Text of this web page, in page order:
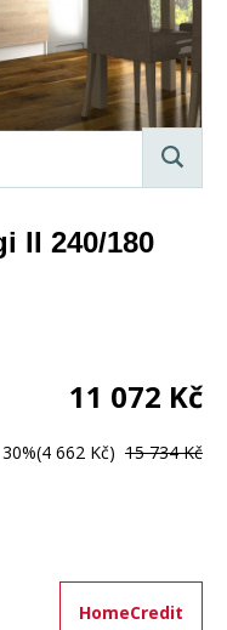
II 240/180
11 072 Kč
30%(4 662 Kč) 15 734 Kč
HomeCredit